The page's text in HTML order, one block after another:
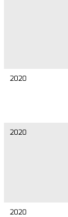
2020
2020
2020
2020
2020
2020